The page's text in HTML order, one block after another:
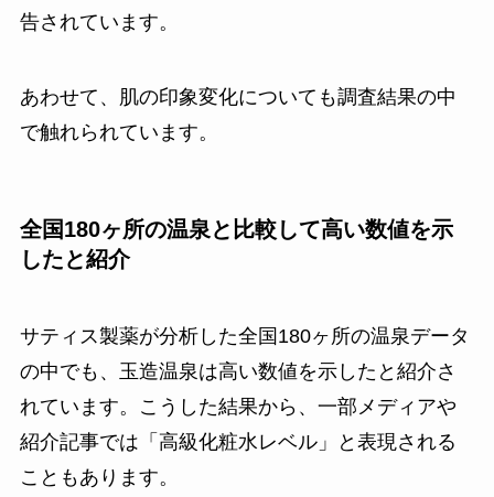
告されています。
あわせて、肌の印象変化についても調査結果の中
で触れられています。
全国180ヶ所の温泉と比較して高い数値を示
したと紹介
サティス製薬が分析した全国180ヶ所の温泉データ
の中でも、玉造温泉は高い数値を示したと紹介さ
れています。こうした結果から、一部メディアや
紹介記事では「高級化粧水レベル」と表現される
こともあります。